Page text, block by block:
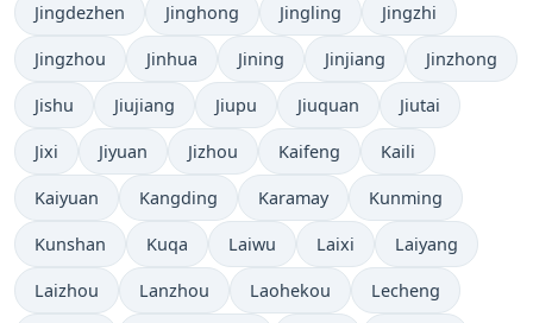
Jingdezhen Jinghong Jingling Jingzhi
Jingzhou Jinhua Jining Jinjiang Jinzhong
Jishu Jiujiang Jiupu Jiuquan Jiutai
Jixi Jiyuan Jizhou Kaifeng Kaili
Kaiyuan Kangding Karamay Kunming
Kunshan Kuqa Laiwu Laixi Laiyang
Laizhou Lanzhou Laohekou Lecheng